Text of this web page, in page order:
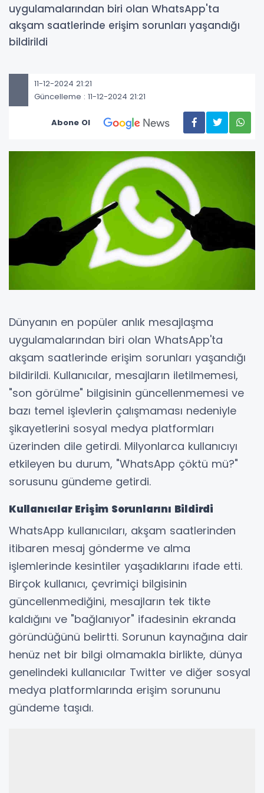
uygulamalarından biri olan WhatsApp'ta
akşam saatlerinde erişim sorunları yaşandığı
bildirildi
11-12-2024 21:21
Güncelleme : 11-12-2024 21:21
Abone Ol
Dünyanın en popüler anlık mesajlaşma
uygulamalarından biri olan WhatsApp'ta
akşam saatlerinde erişim sorunları yaşandığı
bildirildi. Kullanıcılar, mesajların iletilmemesi,
"son görülme" bilgisinin güncellenmemesi ve
bazı temel işlevlerin çalışmaması nedeniyle
şikayetlerini sosyal medya platformları
üzerinden dile getirdi. Milyonlarca kullanıcıyı
etkileyen bu durum, "WhatsApp çöktü mü?"
sorusunu gündeme getirdi.
Kullanıcılar Erişim Sorunlarını Bildirdi
WhatsApp kullanıcıları, akşam saatlerinden
itibaren mesaj gönderme ve alma
işlemlerinde kesintiler yaşadıklarını ifade etti.
Birçok kullanıcı, çevrimiçi bilgisinin
güncellenmediğini, mesajların tek tikte
kaldığını ve "bağlanıyor" ifadesinin ekranda
göründüğünü belirtti. Sorunun kaynağına dair
henüz net bir bilgi olmamakla birlikte, dünya
genelindeki kullanıcılar Twitter ve diğer sosyal
medya platformlarında erişim sorununu
gündeme taşıdı.